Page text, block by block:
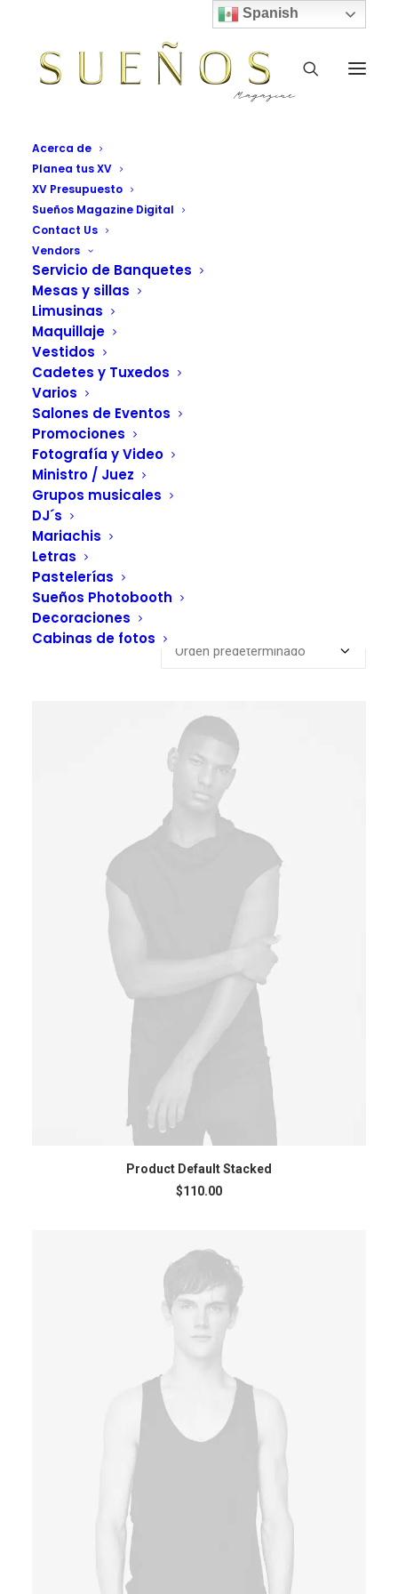
Acerca de
Planea tus XV
XV Presupuesto
Sueños Magazine Digital
Contact Us
Vendors
Servicio de Banquetes
Mesas y sillas
Limusinas
Maquillaje
Vestidos
Cadetes y Tuxedos
Varios
Salones de Eventos
Promociones
Fotografía y Video
Ministro / Juez
Grupos musicales
DJ´s
Mariachis
Letras
Pastelerías
Sueños Photobooth
Decoraciones
Cabinas de fotos
Mostrando los 2 resultados
AÑADIR AL CARRITO
Product Default Stacked
$110.00
Spanish